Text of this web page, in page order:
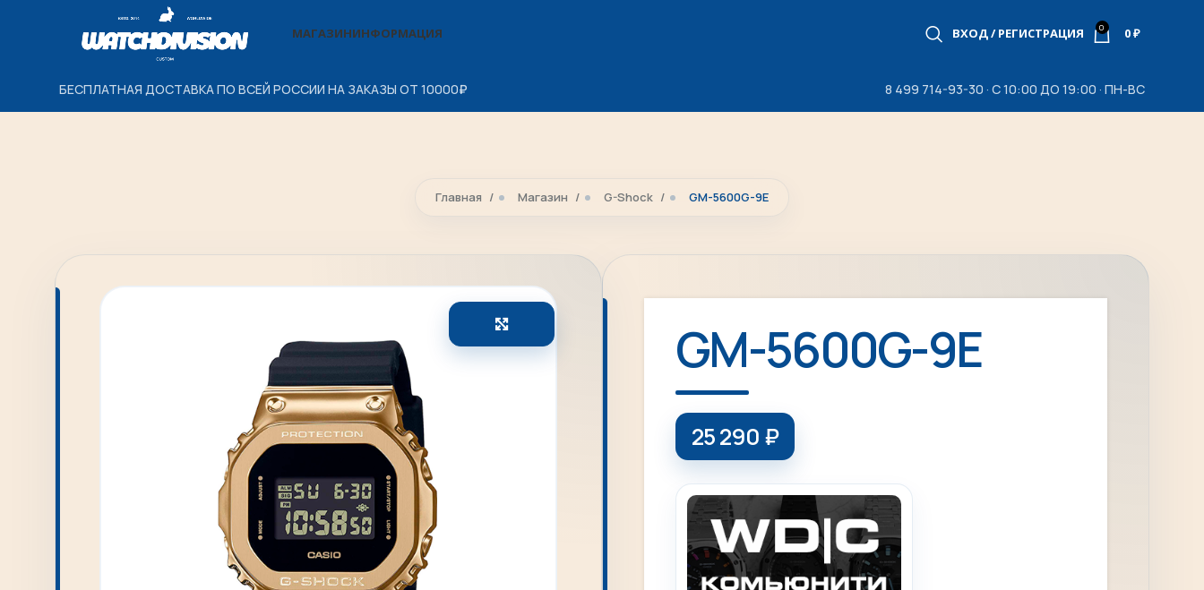
МАГАЗИНИНФОРМАЦИЯ ВХОД / РЕГИСТРАЦИЯ 0 0₽
БЕСПЛАТНАЯ ДОСТАВКА ПО ВСЕЙ РОССИИ НА ЗАКАЗЫ ОТ 10000₽ 8 499 714-93-30 · С 10:00 ДО 19:00 · ПН-ВС
Главная Магазин G-Shock GM-5600G-9E
GM-5600G-9E
25 290 ₽